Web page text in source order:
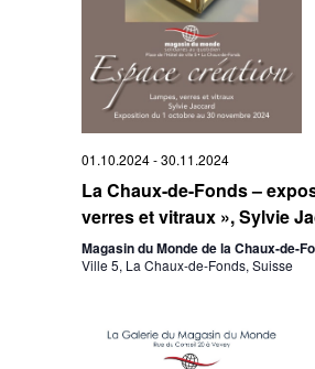
01.10.2024-30.11.2024
La Chaux-de-Fonds –
verres et vitraux », Sylvie
Magasin du Monde de la Chaux-de-
Ville 5, La Chaux-de-Fonds, Suisse